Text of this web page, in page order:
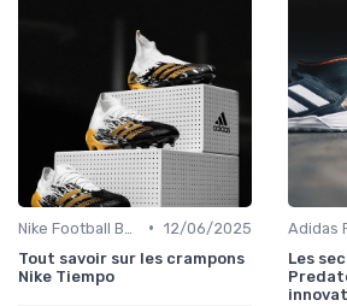
• 12/06/2025
Tout savoir sur les crampons
Nike Tiempo
Les